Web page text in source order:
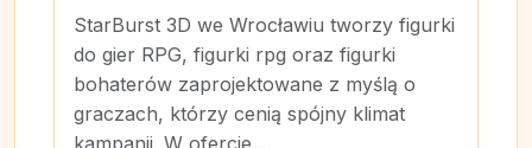
StarBurst 3D we Wrocławiu tworzy figurki
do gier RPG, figurki rpg oraz figurki
bohaterów zaprojektowane z myślą o
graczach, którzy cenią spójny klimat
kampanii. W ofercie...